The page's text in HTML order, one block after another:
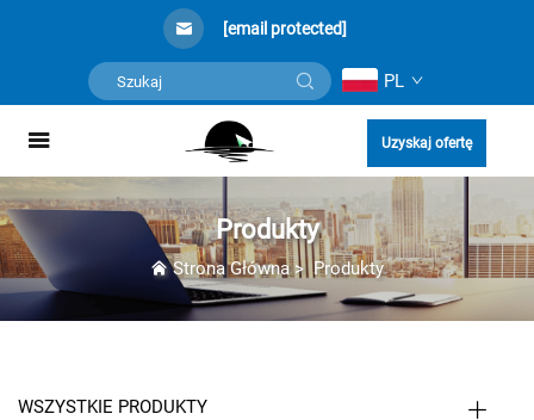
[email protected]
PL
Uzyskaj ofertę
Produkty
Strona Główna>Produkty
WSZYSTKIE PRODUKTY